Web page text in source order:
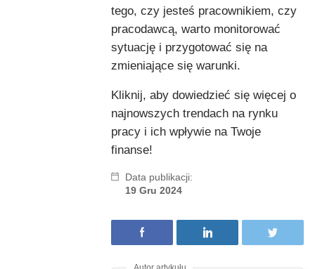
tego, czy jesteś pracownikiem, czy
pracodawcą, warto monitorować
sytuację i przygotować się na
zmieniające się warunki.
Kliknij, aby dowiedzieć się więcej o
najnowszych trendach na rynku
pracy i ich wpływie na Twoje
finanse!
Data publikacji:
19 Gru 2024